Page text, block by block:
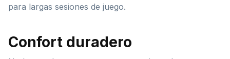
para largas sesiones de juego.
Confort duradero